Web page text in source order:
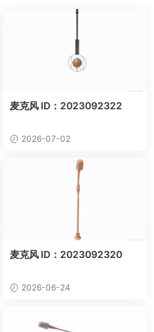
麦克风 ID：2023092322
2026-07-02
麦克风 ID：2023092320
2026-06-24